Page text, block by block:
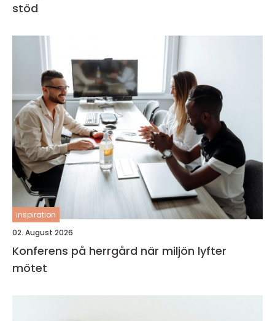
stöd
inspiration
02. August 2026
Konferens på herrgård när miljön lyfter
mötet